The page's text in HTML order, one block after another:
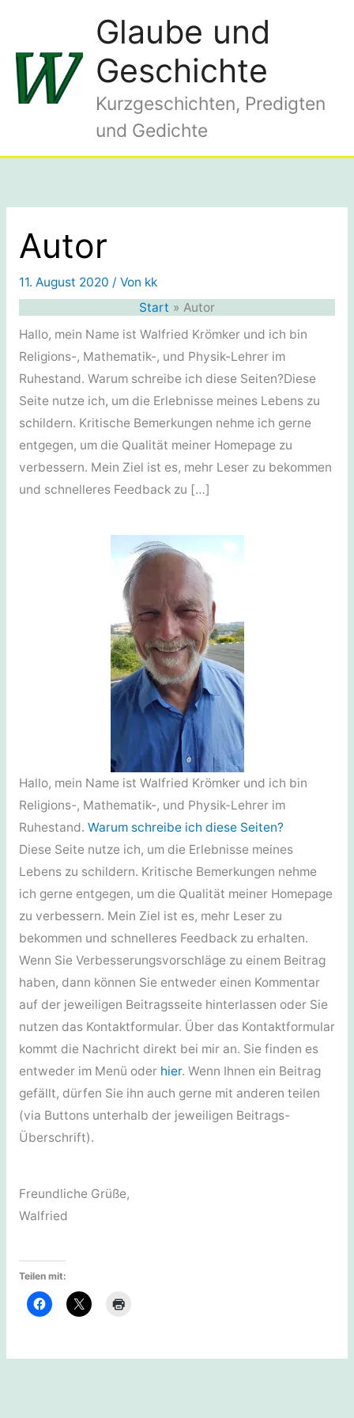
springen
Glaube und
Geschichte
Kurzgeschichten, Predigten
und Gedichte
Autor
11. August 2020 / Von kk
Start
Autor
Hallo, mein Name ist Walfried Krömker und ich bin
Religions-, Mathematik-, und Physik-Lehrer im
Ruhestand. Warum schreibe ich diese Seiten?Diese
Seite nutze ich, um die Erlebnisse meines Lebens zu
schildern. Kritische Bemerkungen nehme ich gerne
entgegen, um die Qualität meiner Homepage zu
verbessern. Mein Ziel ist es, mehr Leser zu bekommen
und schnelleres Feedback zu […]
Hallo, mein Name ist Walfried Krömker und ich bin
Religions-, Mathematik-, und Physik-Lehrer im
Ruhestand. Warum schreibe ich diese Seiten?
Diese Seite nutze ich, um die Erlebnisse meines
Lebens zu schildern. Kritische Bemerkungen nehme
ich gerne entgegen, um die Qualität meiner Homepage
zu verbessern. Mein Ziel ist es, mehr Leser zu
bekommen und schnelleres Feedback zu erhalten.
Wenn Sie Verbesserungsvorschläge zu einem Beitrag
haben, dann können Sie entweder einen Kommentar
auf der jeweiligen Beitragsseite hinterlassen oder Sie
nutzen das Kontaktformular. Über das Kontaktformular
kommt die Nachricht direkt bei mir an. Sie finden es
entweder im Menü oder hier. Wenn Ihnen ein Beitrag
gefällt, dürfen Sie ihn auch gerne mit anderen teilen
(via Buttons unterhalb der jeweiligen Beitrags-
Überschrift).
Freundliche Grüße,
Walfried
Teilen mit: